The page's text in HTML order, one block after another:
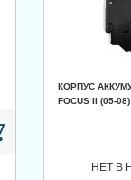
КОРПУС
FOCUS II (05-08)
НЕТ В